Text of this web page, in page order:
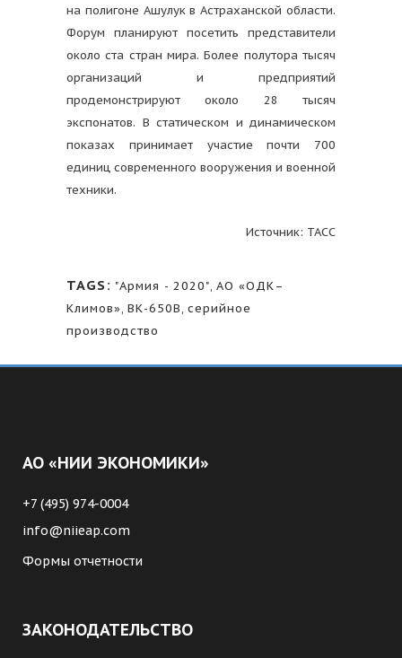
на полигоне Ашулук в Астраханской области.
Форум планируют посетить представители
около ста стран мира. Более полутора тысяч
организаций и предприятий
продемонстрируют около 28 тысяч
экспонатов. В статическом и динамическом
показах принимает участие почти 700
единиц современного вооружения и военной
техники.
Источник: ТАСС
TAGS: "Армия - 2020", АО «ОДК–
Климов», ВК-650В, серийное
производство
АО «НИИ ЭКОНОМИКИ»
+7 (495) 974-0004
info@niieap.com
Формы отчетности
ЗАКОНОДАТЕЛЬСТВО